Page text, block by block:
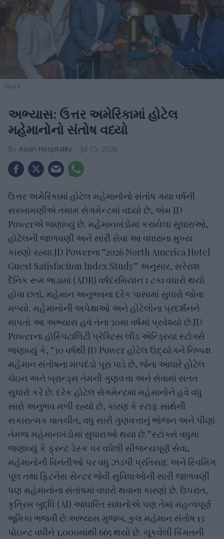
iStock
અભ્યાસ: ઉત્તર અમેરિકામાં હોટેલ
મહેમાનોનો સંતોષ વધ્યો
Asian Hospitality Jul 15, 2026
ઉત્તર અમેરિકામાં હોટેલ મહેમાનોનો સંતોષ ગયા વર્ષની
સરખામણીએ તમામ સેગમેન્ટમાં વધ્યો છે, એમ JD
Powerએ જણાવ્યું છે. મહેમાનખંડોમાં કરાયેલા સુધારાઓ,
હોટેલની જાળવણી અને સારી સેવા આ વધારાના મુખ્ય
કારણો રહ્યા.JD Powerના “2026 North America Hotel
Guest Satisfaction Index Study” અનુસાર, સરેરાશ
દૈનિક રૂમ ભાડામાં (ADR) વર્ષદરમિયાન 1 ટકા વધારો થયો
હોવા છતાં, મહેમાન અનુભવના દરેક પાસામાં સુધારો જોવા
મળ્યો. મહેમાનોની અપેક્ષાઓ અને હોટેલોના પ્રદર્શનને
માપતો આ અભ્યાસ હવે તેના 30મા વર્ષમાં પ્રવેશ્યો છે.JD
Powerના હૉસ્પિટાલિટી પ્રેક્ટિસ લીડ એન્ડ્રિયા સ્ટોક્સે
જણાવ્યું કે, “30 વર્ષથી JD Power હોટેલ ઉદ્યોગને નિષ્પક્ષ
મહેમાન સંતોષના માપદંડો પૂરા પાડે છે, જેના આધારે હોટેલ
ચેઇન અને બ્રાન્ડ્સ તેમની ગુણવત્તા અને સેવામાં સતત
સુધારો કરે છે. દરેક હોટેલ સેગમેન્ટમાં મહેમાનોને હવે વધુ
સારો અનુભવ મળી રહ્યો છે, કારણ કે સ્ટાફ સાથેની
સકારાત્મક વાતચીત, વધુ સારી ગુણવત્તાનું ભોજન અને પીણાં
તેમજ મહેમાનખંડોમાં સુધારાઓ થયા છે.”સ્ટોક્સે વધુમાં
જણાવ્યું કે ફ્રન્ટ ડેસ્ક પર વધેલી સૌજન્યપૂર્ણ સેવા,
મહેમાનોની વિનંતીઓ પર વધુ ઝડપી પ્રતિસાદ અને સ્વિમિંગ
પૂલ તથા ફિટનેસ સેન્ટર જેવી સુવિધાઓની સારી જાળવણી
પણ મહેમાનોના સંતોષમાં વધારો થવાના કારણો છે. ઉપરાંત,
કૃત્રિમ બુદ્ધિ (AI) આધારિત સાધનોએ પણ તેમાં મહત્વપૂર્ણ
ભૂમિકા ભજવી છે.અભ્યાસ મુજબ, કુલ મહેમાન સંતોષ 13
પોઇન્ટ વધીને 1,000માંથી 665 થયો છે. ચૂકવેલી કિંમતની